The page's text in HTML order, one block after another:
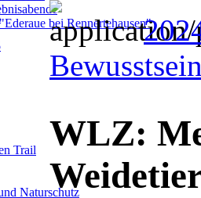
bei Rennertehausen"
Trail
Naturschutz
WLZ: